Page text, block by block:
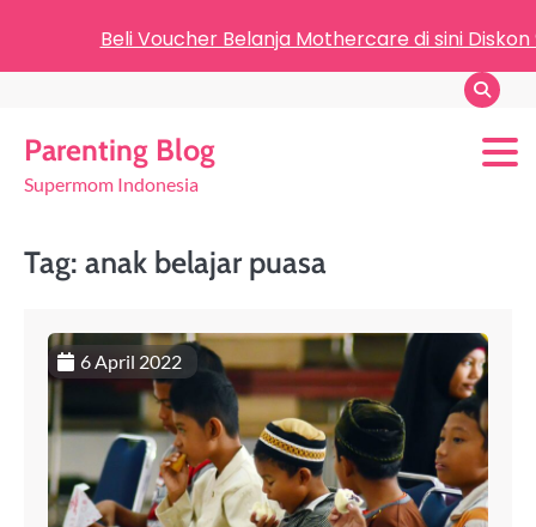
Parenting Blog
Supermom Indonesia
Tag: anak belajar puasa
6 April 2022
Beli Voucher Belanja Mothercare di sini Diskon